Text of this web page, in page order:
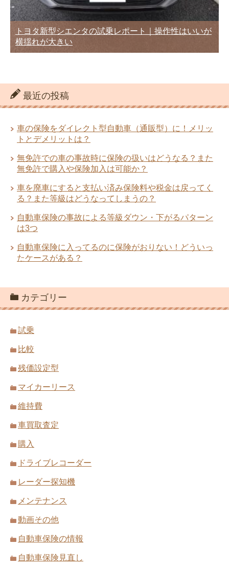
トヨタ新型シエンタの試乗レポート｜操作性はいいが
横揺れが大きい
最近の投稿
車の保険をダイレクト型自動車（通販型）に！メリッ
トとデメリットは？
無免許での車の事故時に保険の扱いはどうなる？また
無免許で購入や保険加入は可能か？
車を廃車にすると支払い済み保険料や税金は戻ってく
る？また等級はどうなってしまうの？
自動車保険の事故による等級ダウン・下がるパターン
は3つ
自動車保険に入ってるのに保険がおりない！どういっ
たケースがある？
カテゴリー
試乗
比較
残価設定型
マイカーリース
維持費
車買取査定
購入
ドライブレコーダー
レーダー探知機
メンテナンス
動画その他
自動車保険の情報
自動車保険見直し